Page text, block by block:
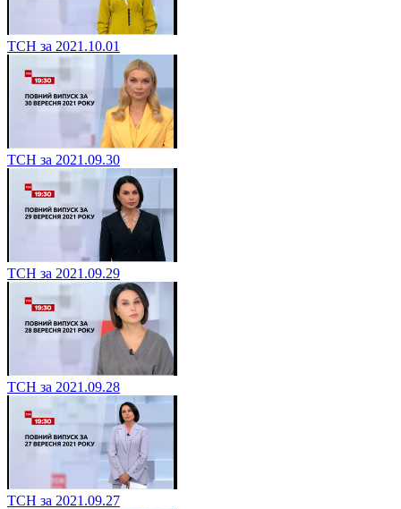
ТСН за 2021.10.01
ТСН за 2021.09.30
ТСН за 2021.09.29
ТСН за 2021.09.28
ТСН за 2021.09.27